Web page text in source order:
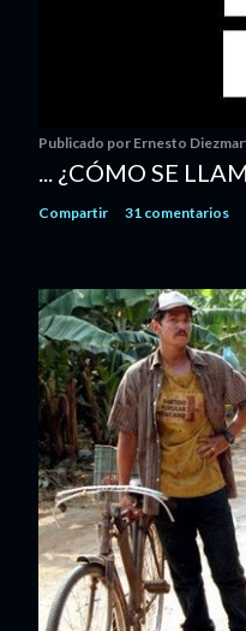
Publicado por Ernesto
... ¿CÓMO SE
Compartir 31 comentarios